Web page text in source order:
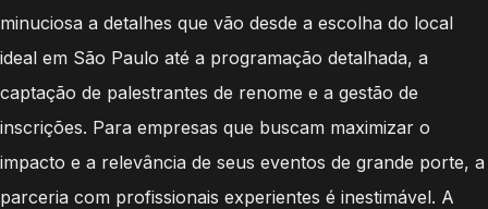
minuciosa a detalhes que vão desde a escolha do local
ideal em São Paulo até a programação detalhada, a
captação de palestrantes de renome e a gestão de
inscrições. Para empresas que buscam maximizar o
impacto e a relevância de seus eventos de grande porte, a
parceria com profissionais experientes é inestimável. A